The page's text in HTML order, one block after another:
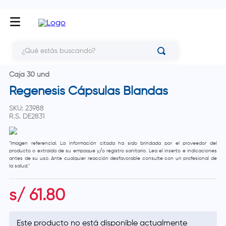
Caja 30 und
Regenesis Cápsulas Blandas
SKU: 23988
R.S. DE2831
"Imagen referencial. La información citada ha sido brindada por el proveedor del
producto o extraída de su empaque y/o registro sanitario. Lea el inserto e indicaciones
antes de su uso. Ante cualquier reacción desfavorable consulte con un profesional de
la salud."
s/ 61 .80
Este producto no está disponible actualmente